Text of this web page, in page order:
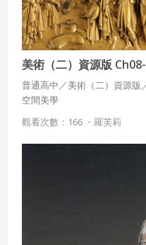
美術（二）資源版
普通高中／美術（二）資源版
空間美學
觀看次數：166 ・ 羅芙莉